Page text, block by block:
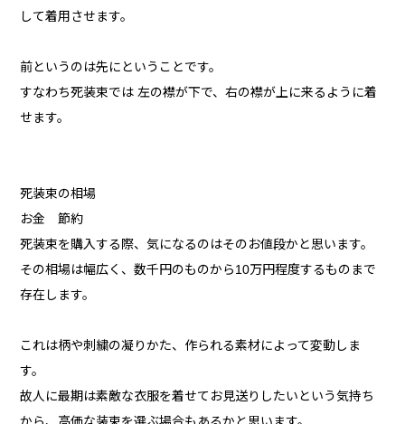
して着用させます。
前というのは先にということです。
すなわち死装束では 左の襟が下で、右の襟が上に来るように着
せます。
死装束の相場
お金 節約
死装束を購入する際、気になるのはそのお値段かと思います。
その相場は幅広く、数千円のものから10万円程度するものまで
存在します。
これは柄や刺繍の凝りかた、作られる素材によって変動しま
す。
故人に最期は素敵な衣服を着せてお見送りしたいという気持ち